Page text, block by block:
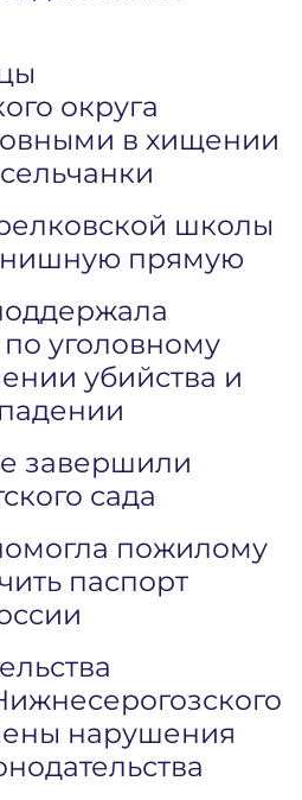
округа
в хищении
школы
прямую
уголовному
убийства и
завершили
сада
пожилому
паспорт
нарушения